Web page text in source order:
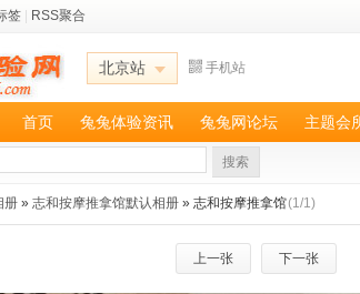
签 RSS聚合
北京站 手机站
首页 兔兔体验资讯 兔兔网论坛 主题会
搜索
册 » 志和按摩推拿馆默认相册 » 志和按摩推拿馆(1/1)
上一张 下一张